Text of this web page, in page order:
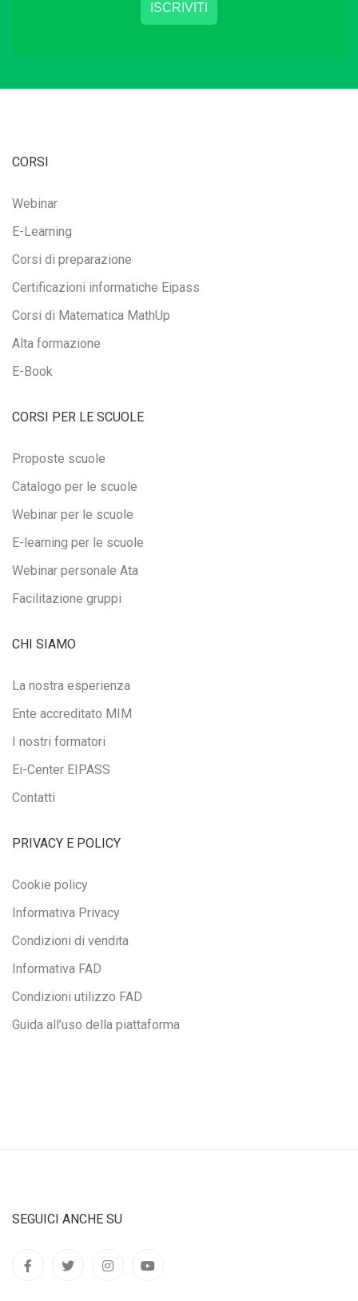
CORSI
Webinar
E-Learning
Corsi di preparazione
Certificazioni informatiche Eipass
Corsi di Matematica MathUp
Alta formazione
E-Book
CORSI PER LE SCUOLE
Proposte scuole
Catalogo per le scuole
Webinar per le scuole
E-learning per le scuole
Webinar personale Ata
Facilitazione gruppi
CHI SIAMO
La nostra esperienza
Ente accreditato MIM
I nostri formatori
Ei-Center EIPASS
Contatti
PRIVACY E POLICY
Cookie policy
Informativa Privacy
Condizioni di vendita
Informativa FAD
Condizioni utilizzo FAD
Guida all’uso della piattaforma
SEGUICI ANCHE SU